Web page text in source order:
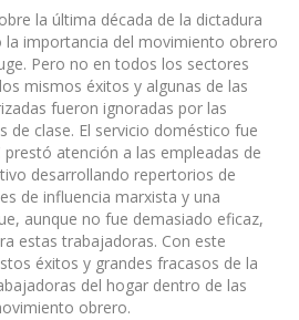
la última década de la dictadura
la importancia del movimiento obrero
Pero no en todos los sectores
mismos éxitos y algunas de las
fueron ignoradas por las
de clase. El servicio doméstico fue
prestó atención a las empleadas de
desarrollando repertorios de
de influencia marxista y una
aunque no fue demasiado eficaz,
estas trabajadoras. Con este
éxitos y grandes fracasos de la
del hogar dentro de las
obrero.